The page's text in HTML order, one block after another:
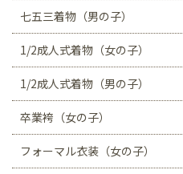
七五三着物（男の子）
1/2成人式着物（女の子）
1/2成人式着物（男の子）
卒業袴（女の子）
フォーマル衣装（女の子）